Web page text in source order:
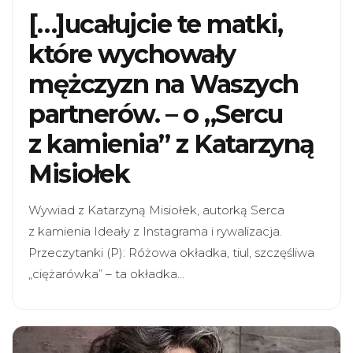
[…]ucałujcie te matki,
które wychowały
mężczyzn na Waszych
partnerów. – o „Sercu
z kamienia” z Katarzyną
Misiołek
Wywiad z Katarzyną Misiołek, autorką Serca
z kamienia Ideały z Instagrama i rywalizacja.
Przeczytanki (P): Różowa okładka, tiul, szczęśliwa
„ciężarówka” – ta okładka…